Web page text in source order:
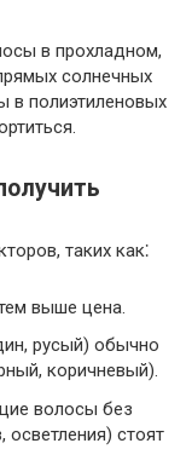
в прохладном,
солнечных
в полиэтиленовых
таких как⁚
выше цена.
русый) обычно
коричневый).
волосы без
стоят